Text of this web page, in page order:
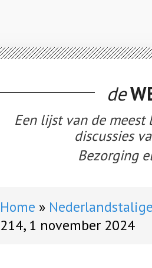
de
Een lijst van de
discussies
Bezorging
Home
214, 1 november 2024